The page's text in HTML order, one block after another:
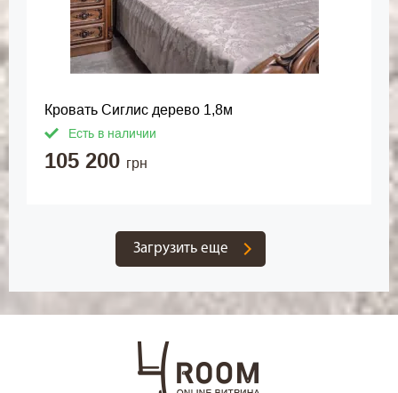
Кровать Сиглис дерево 1,8м
Есть в наличии
105 200 грн
Загрузить еще